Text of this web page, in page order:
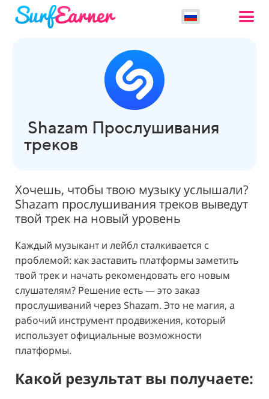
Shazam Прослушивания
треков
Хочешь, чтобы твою музыку услышали?
Shazam прослушивания треков выведут
твой трек на новый уровень
Каждый музыкант и лейбл сталкивается с
проблемой: как заставить платформы заметить
твой трек и начать рекомендовать его новым
слушателям? Решение есть — это заказ
прослушиваний через Shazam. Это не магия, а
рабочий инструмент продвижения, который
использует официальные возможности
платформы.
Какой результат вы получаете: